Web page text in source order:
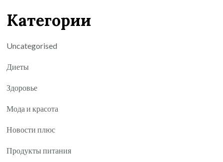
Категории
Uncategorised
Диеты
Здоровье
Мода и красота
Новости плюс
Продукты питания